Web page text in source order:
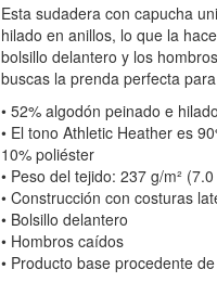
Esta sudadera con capucha
hilado en anillos, lo que la
bolsillo delantero y los
buscas la prenda perfecta
• 52% algodón peinado e
• El tono Athletic Heather es
10% poliéster
• Peso del tejido: 237 g/m² (7.0
• Construcción con costuras
• Bolsillo delantero
• Hombros caídos
• Producto base procedente